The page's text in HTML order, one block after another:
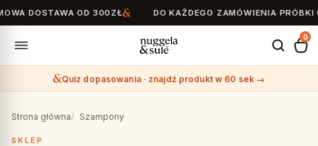
DOSTAWA OD 300ZŁ DO KAŻDEGO ZAMÓWIENIA PRÓBKI
0
Quiz dopasowania · znajdź produkt w 60 sek →
Strona główna Szampony
SKLEP